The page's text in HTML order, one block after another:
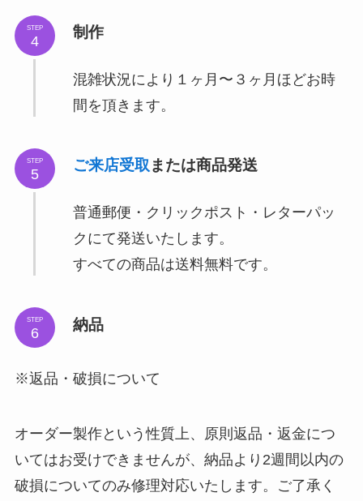
制作
混雑状況により１ヶ月〜３ヶ月ほどお時
間を頂きます。
STEP
4
ご来店受取または商品発送
普通郵便・クリックポスト・レターパッ
クにて発送いたします。
すべての商品は送料無料です。
STEP
5
納品
STEP
6
※返品・破損について
オーダー製作という性質上、原則返品・返金につ
いてはお受けできませんが、納品より2週間以内の
破損についてのみ修理対応いたします。ご了承く